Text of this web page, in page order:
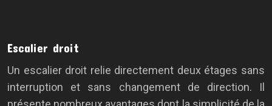
Escalier droit
Un escalier droit relie directement deux étages sans
interruption et sans changement de direction. Il